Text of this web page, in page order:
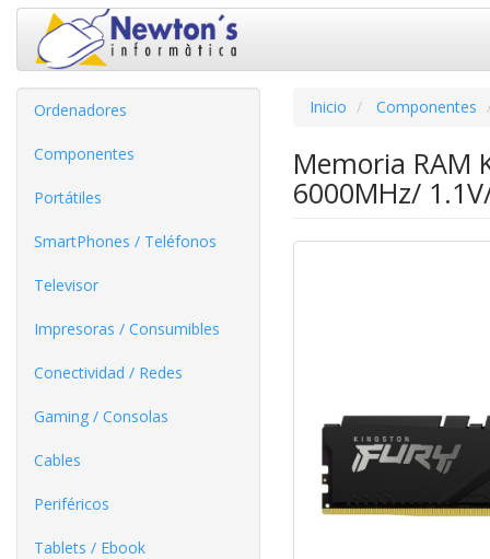
Ordenadores
Componentes
Portátiles
SmartPhones / Teléfonos
Televisor
Impresoras / Consumibles
Conectividad / Redes
Gaming / Consolas
Cables
Periféricos
Tablets / Ebook
Inicio Componentes
Memoria RAM
6000MHz/